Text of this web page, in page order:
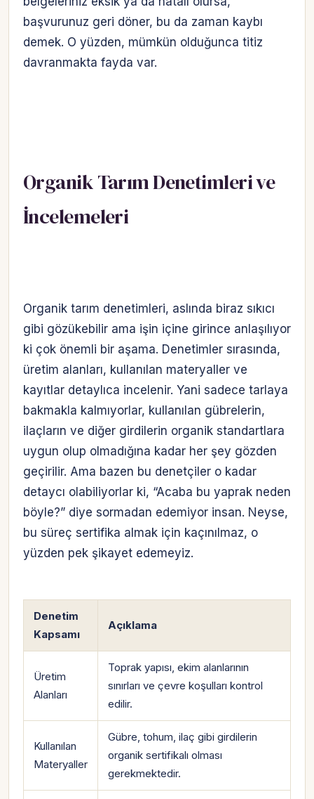
başvurunuz geri döner, bu da zaman kaybı
demek. O yüzden, mümkün olduğunca titiz
davranmakta fayda var.
Organik Tarım Denetimleri ve
İncelemeleri
Organik tarım denetimleri, aslında biraz sıkıcı
gibi gözükebilir ama işin içine girince anlaşılıyor
ki çok önemli bir aşama. Denetimler sırasında,
üretim alanları, kullanılan materyaller ve
kayıtlar detaylıca incelenir. Yani sadece tarlaya
bakmakla kalmıyorlar, kullanılan gübrelerin,
ilaçların ve diğer girdilerin organik standartlara
uygun olup olmadığına kadar her şey gözden
geçirilir. Ama bazen bu denetçiler o kadar
detaycı olabiliyorlar ki, “Acaba bu yaprak neden
böyle?” diye sormadan edemiyor insan. Neyse,
bu süreç sertifika almak için kaçınılmaz, o
yüzden pek şikayet edemeyiz.
Denetim
Kapsamı
Açıklama
Üretim
Alanları
Toprak yapısı, ekim alanlarının
sınırları ve çevre koşulları kontrol
edilir.
Kullanılan
Materyaller
Gübre, tohum, ilaç gibi girdilerin
organik sertifikalı olması
gerekmektedir.